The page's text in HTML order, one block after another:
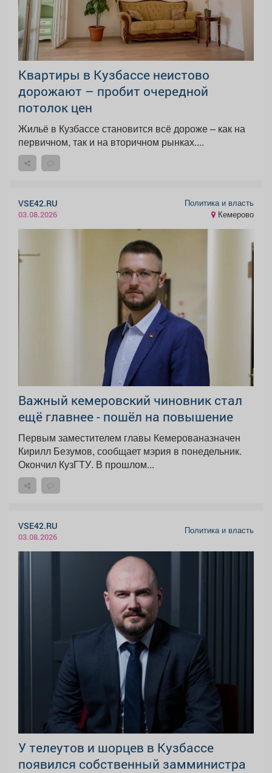
Квартиры в Кузбассе неистово
дорожают – пробит очередной
потолок цен
Жильё в Кузбассе становится всё дороже – как на
первичном, так и на вторичном рынках....
VSE42.RU
03.08.2026
Политика и власть
Кемерово
Важный кемеровский чиновник стал
ещё главнее - пошёл на повышение
Первым заместителем главы Кемерованазначен
Кирилл Безумов, сообщает мэрия в понедельник.
Окончил КузГТУ. В прошлом...
VSE42.RU
03.08.2026
Политика и власть
У телеутов и шорцев в Кузбассе
появился собственный замминистра